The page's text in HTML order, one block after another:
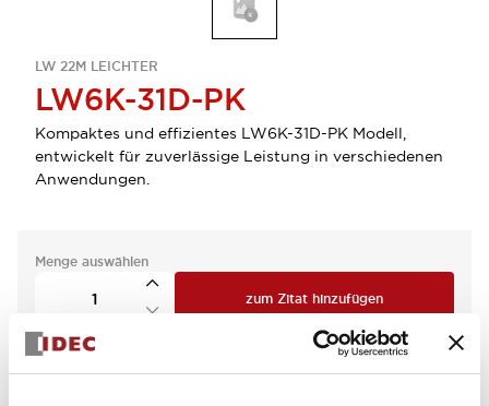
LW 22M LEICHTER
LW6K-31D-PK
Kompaktes und effizientes LW6K-31D-PK Modell,
entwickelt für zuverlässige Leistung in verschiedenen
Anwendungen.
Menge auswählen
zum Zitat hinzufügen